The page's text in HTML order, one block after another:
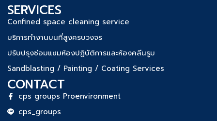
CONTACT
cps groups Proenvironment
cps_groups
SERVICES
Confined space cleaning service
บริการทำงานบนที่สูงครบวงจร
ปรับปรุงซ่อมแซมห้องปฏิบัติการและห้องคลีนรูม
Sandblasting / Painting / Coating Services